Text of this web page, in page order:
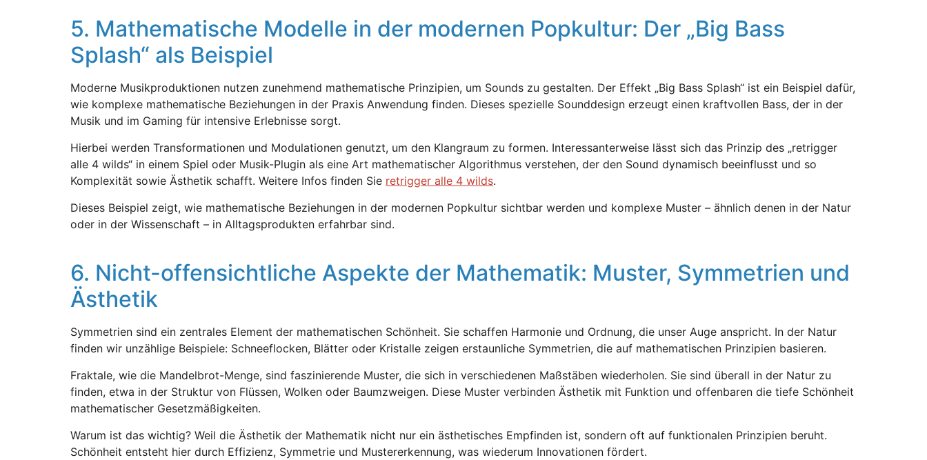
5. Mathematische Modelle in der modernen Popkultur: Der „Big Bass
Splash“ als Beispiel
Moderne Musikproduktionen nutzen zunehmend mathematische Prinzipien, um Sounds zu gestalten. Der Effekt „Big Bass Splash“ ist ein Beispiel dafür,
wie komplexe mathematische Beziehungen in der Praxis Anwendung finden. Dieses spezielle Sounddesign erzeugt einen kraftvollen Bass, der in der
Musik und im Gaming für intensive Erlebnisse sorgt.
Hierbei werden Transformationen und Modulationen genutzt, um den Klangraum zu formen. Interessanterweise lässt sich das Prinzip des „retrigger
alle 4 wilds“ in einem Spiel oder Musik-Plugin als eine Art mathematischer Algorithmus verstehen, der den Sound dynamisch beeinflusst und so
Komplexität sowie Ästhetik schafft. Weitere Infos finden Sie retrigger alle 4 wilds.
Dieses Beispiel zeigt, wie mathematische Beziehungen in der modernen Popkultur sichtbar werden und komplexe Muster – ähnlich denen in der Natur
oder in der Wissenschaft – in Alltagsprodukten erfahrbar sind.
6. Nicht-offensichtliche Aspekte der Mathematik: Muster, Symmetrien und
Ästhetik
Symmetrien sind ein zentrales Element der mathematischen Schönheit. Sie schaffen Harmonie und Ordnung, die unser Auge anspricht. In der Natur
finden wir unzählige Beispiele: Schneeflocken, Blätter oder Kristalle zeigen erstaunliche Symmetrien, die auf mathematischen Prinzipien basieren.
Fraktale, wie die Mandelbrot-Menge, sind faszinierende Muster, die sich in verschiedenen Maßstäben wiederholen. Sie sind überall in der Natur zu
finden, etwa in der Struktur von Flüssen, Wolken oder Baumzweigen. Diese Muster verbinden Ästhetik mit Funktion und offenbaren die tiefe Schönheit
mathematischer Gesetzmäßigkeiten.
Warum ist das wichtig? Weil die Ästhetik der Mathematik nicht nur ein ästhetisches Empfinden ist, sondern oft auf funktionalen Prinzipien beruht.
Schönheit entsteht hier durch Effizienz, Symmetrie und Mustererkennung, was wiederum Innovationen fördert.